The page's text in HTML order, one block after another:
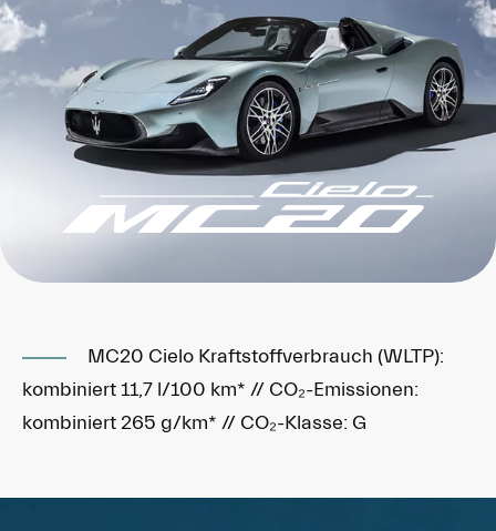
MC20 Cielo Kraftstoffverbrauch (WLTP):
kombiniert 11,7 l/100 km* // CO₂-Emissionen:
kombiniert 265 g/km* // CO₂-Klasse: G